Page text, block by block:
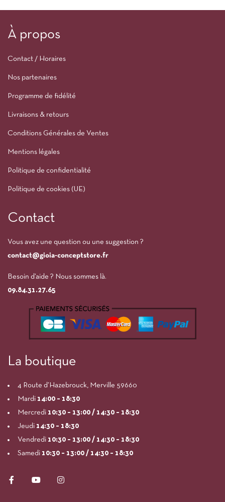
À propos
Contact / Horaires
Nos partenaires
Programme de fidélité
Livraisons & retours
Conditions Générales de Ventes
Mentions légales
Politique de confidentialité
Politique de cookies (UE)
Contact
Vous avez une question ou une suggestion ?
contact@gioia-conceptstore.fr
Besoin d’aide ? Nous sommes là.
09.84.31.27.65
La boutique
4 Route d’Hazebrouck, Merville 59660
Mardi 14:00 – 18:30
Mercredi 10:30 – 13:00 / 14:30 – 18:30
Jeudi 14:30 – 18:30
Vendredi 10:30 – 13:00 / 14:30 – 18:30
Samedi 10:30 – 13:00 / 14:30 – 18:30